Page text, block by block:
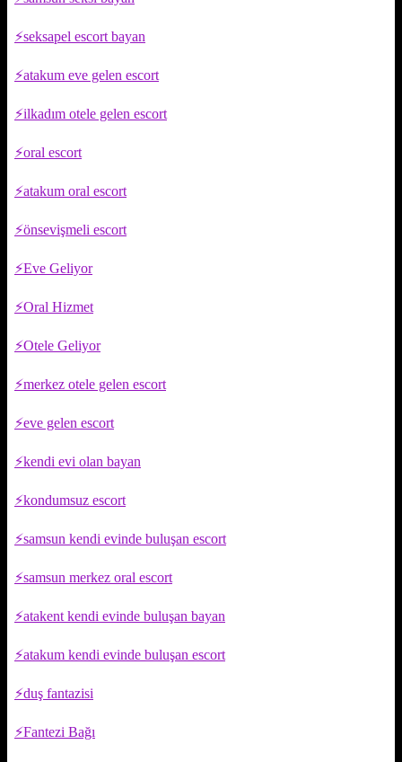
seksapel escort bayan
atakum eve gelen escort
ilkadım otele gelen escort
oral escort
atakum oral escort
önsevişmeli escort
Eve Geliyor
Oral Hizmet
Otele Geliyor
merkez otele gelen escort
eve gelen escort
kendi evi olan bayan
kondumsuz escort
samsun kendi evinde buluşan escort
samsun merkez oral escort
atakent kendi evinde buluşan bayan
atakum kendi evinde buluşan escort
duş fantazisi
Fantezi Bağı